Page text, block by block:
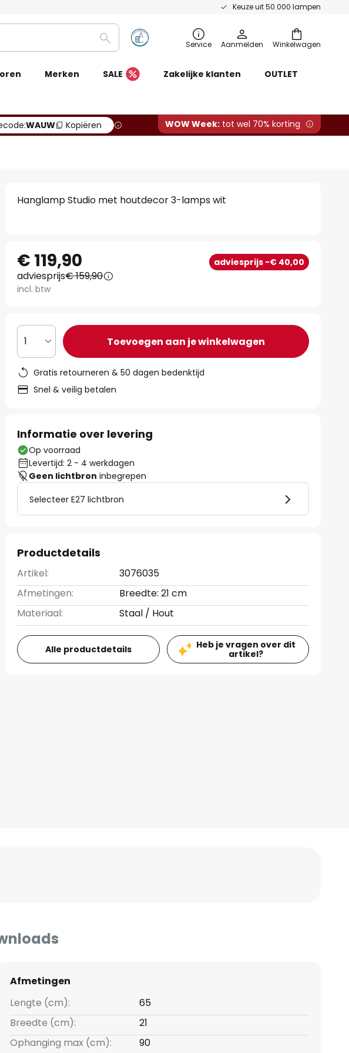
Keuze uit 50.000 lampen
Winkelwagen
Zoeken Service Aanmelden
Merken SALE Zakelijke klanten OUTLET
WAUW Kopiëren WOW Week: tot wel 70% korting
Hanglamp Studio met houtdecor 3-lamps wit
€ 119,90 adviesprijs -€ 40,00
adviesprijs€ 159,90
incl. btw
1 Toevoegen aan je winkelwagen
Gratis retourneren & 50 dagen bedenktijd
Snel & veilig betalen
Informatie over levering
Op voorraad
Levertijd: 2 - 4 werkdagen
Geen lichtbron inbegrepen
Selecteer E27 lichtbron
Productdetails
Artikel:
3076035
Afmetingen:
Breedte: 21 cm
Materiaal:
Staal / Hout
Alle productdetails
Heb je vragen over dit
artikel?
Afmetingen
Lengte (cm):
65
Breedte (cm):
21
Ophanging max (cm):
90